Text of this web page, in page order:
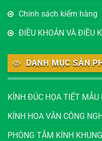
Chính sách kiểm hàng
ĐIỀU KHOẢN VÀ ĐIỀU
DANH MỤC SẢN
KÍNH ĐÚC HỌA TIẾT
KÍNH HOA VĂN CÔNG
PHÒNG TẮM KÍNH